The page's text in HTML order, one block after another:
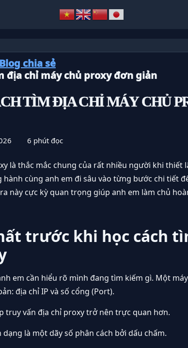
Blog chia sẻ
địa chỉ máy chủ proxy đơn giản
TÌM ĐỊA CHỈ MÁY CHỦ
6 phút đọc
là thắc mắc chung của rất nhiều người khi thiết
hành cùng anh em đi sâu vào từng bước chi tiết
này cực kỳ quan trọng giúp anh em làm chủ
trước khi học cách
em cần hiểu rõ mình đang tìm kiếm gì. Một
địa chỉ IP và số cổng (Port).
truy vấn địa chỉ proxy trở nên trực quan hơn.
là một dãy số phân cách bởi dấu chấm.